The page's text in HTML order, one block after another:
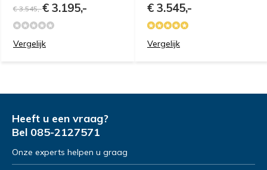
€ 3.545,-€ 3.195,-
Vergelijk
€ 3.545,-
Vergelijk
Heeft u een vraag?
Bel 085-2127571
Onze experts helpen u graag